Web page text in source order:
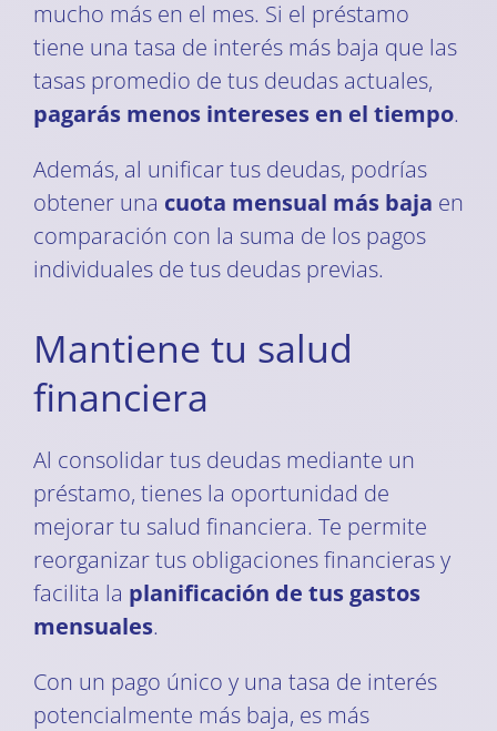
mucho más en el mes. Si el préstamo
tiene una tasa de interés más baja que las
tasas promedio de tus deudas actuales,
pagarás menos intereses en el tiempo.
Además, al unificar tus deudas, podrías
obtener una cuota mensual más baja en
comparación con la suma de los pagos
individuales de tus deudas previas.
Mantiene tu salud
financiera
Al consolidar tus deudas mediante un
préstamo, tienes la oportunidad de
mejorar tu salud financiera. Te permite
reorganizar tus obligaciones financieras y
facilita la planificación de tus gastos
mensuales.
Con un pago único y una tasa de interés
potencialmente más baja, es más